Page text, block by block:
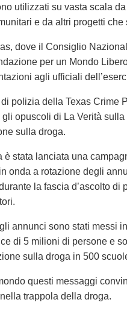
utilizzati su vasta scala
e da altri progetti
dove il Consiglio
per un Mondo
agli ufficiali
polizia della Texas Crime
opuscoli di La Verità
sulla droga.
è stata lanciata una
onda a rotazione degli
la fascia d’ascolto
annunci sono stati messi
di 5 milioni di persone e
sulla droga in 500
questi messaggi
trappola della droga.